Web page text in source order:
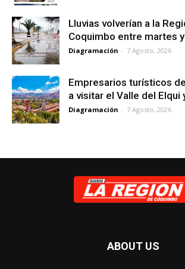
Lluvias volverían a la
Coquimbo entre martes
Diagramación - 7 Agosto, 2026
Empresarios turísticos
a visitar el Valle del Elqui
Diagramación - 7 Agosto, 2026
ABOUT US